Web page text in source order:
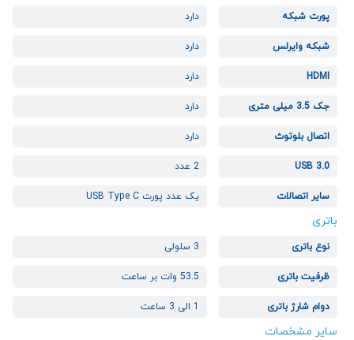
پورت شبکه دارد
شبکه وایرلس دارد
HDMI دارد
جک 3.5 میلی متری دارد
اتصال بلوتوث دارد
USB 3.0 2 عدد
سایر اتصالات یک عدد پورت USB Type C
باتری
نوع باتری 3 سلولی
ظرفیت باتری 53.5 وات‌ بر ساعت
دوام شارژ باتری 1 الی 3 ساعت
سایر مشخصات